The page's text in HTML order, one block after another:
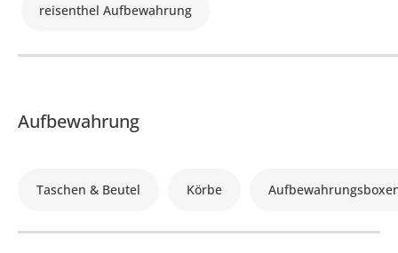
reisenthel Aufbewahrung
Aufbewahrung
Taschen & Beutel Körbe